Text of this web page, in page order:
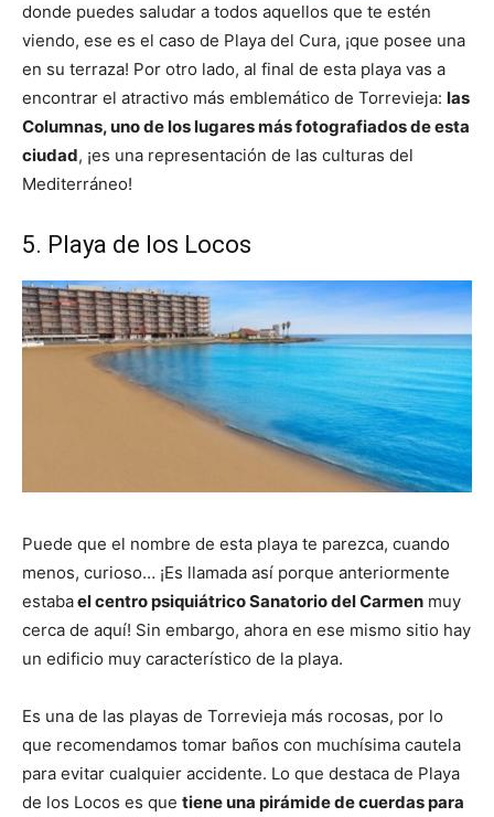
donde puedes saludar a todos aquellos que te estén
viendo, ese es el caso de Playa del Cura, ¡que posee una
en su terraza! Por otro lado, al final de esta playa vas a
encontrar el atractivo más emblemático de Torrevieja: las
Columnas, uno de los lugares más fotografiados de esta
ciudad, ¡es una representación de las culturas del
Mediterráneo!
5. Playa de los Locos
Puede que el nombre de esta playa te parezca, cuando
menos, curioso… ¡Es llamada así porque anteriormente
estabael centro psiquiátrico Sanatorio del Carmen muy
cerca de aquí! Sin embargo, ahora en ese mismo sitio hay
un edificio muy característico de la playa.
Es una de las playas de Torrevieja más rocosas, por lo
que recomendamos tomar baños con muchísima cautela
para evitar cualquier accidente. Lo que destaca de Playa
de los Locos es que tiene una pirámide de cuerdas para